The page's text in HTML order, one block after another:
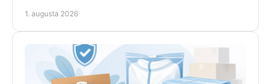
náleze.
1. augusta 2026